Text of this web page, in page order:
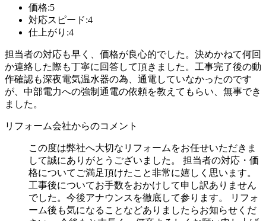
価格:5
対応スピード:4
仕上がり:4
担当者の対応も早く、価格が良心的でした。決めかねて何回
か連絡した際も丁寧に回答して頂きました。工事完了後の動
作確認も深夜電気温水器の為、通電していなかったのです
が、中部電力への強制通電の依頼を教えてもらい、無事でき
ました。
リフォーム会社からのコメント
この度は弊社へ大切なリフォームをお任せいただきま
して誠にありがとうございました。 担当者の対応・価
格についてご満足頂けたこと非常に嬉しく思います。
工事後についてお手数をおかけして申し訳ありません
でした。今後アナウンスを徹底して参ります。 リフォ
ーム後も気になることなどありましたらお知らせくだ